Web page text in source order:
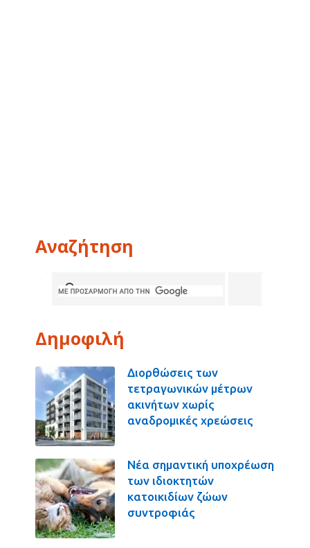
Αναζήτηση
Δημοφιλή
Διορθώσεις των
τετραγωνικών μέτρων
ακινήτων χωρίς
αναδρομικές χρεώσεις
Νέα σημαντική υποχρέωση
των ιδιοκτητών
κατοικιδίων ζώων
συντροφιάς